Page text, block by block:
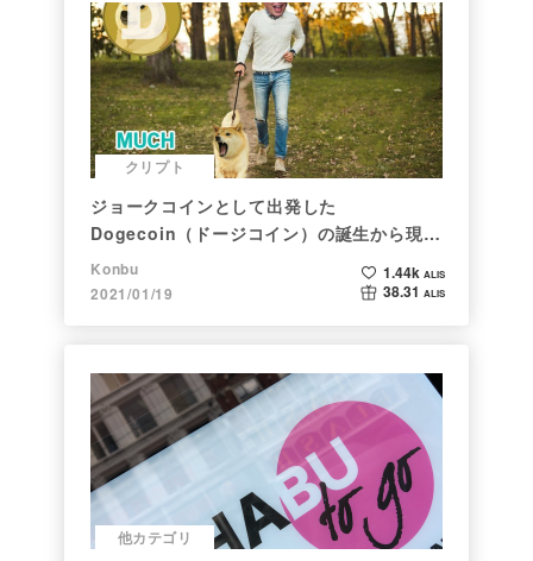
クリプト
ジョークコインとして出発した
Dogecoin（ドージコイン）の誕生から現在
まで。注目される非証券性🐶
Konbu
2021/01/19
1.44k ALIS
38.31 ALIS
他カテゴリ